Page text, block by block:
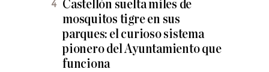
Castellón suelta miles de
mosquitos tigre en sus
parques: el curioso sistema
pionero del Ayuntamiento que
funciona